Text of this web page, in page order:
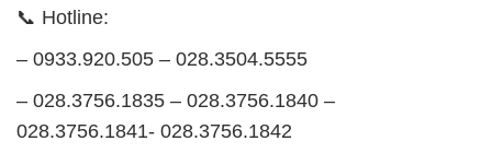
📞 Hotline:
– 0933.920.505 – 028.3504.5555
– 028.3756.1835 – 028.3756.1840 –
028.3756.1841- 028.3756.1842